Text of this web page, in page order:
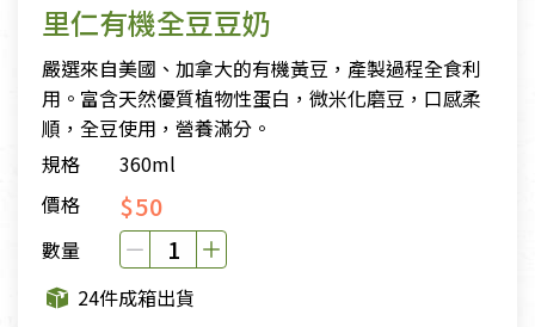
里仁有機全豆豆奶
嚴選來自美國、加拿大的有機黃豆，產製過程全食利
用。富含天然優質植物性蛋白，微米化磨豆，口感柔
順，全豆使用，營養滿分。
規格
360ml
價格
$50
數量
24件成箱出貨